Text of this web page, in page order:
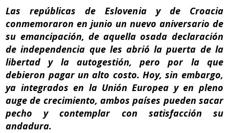
b
o
o
k
k
e
dI
n
at
s
A
p
p
d
di
t
t
Las repúblicas de Eslovenia y de Croacia
conmemoraron en junio un nuevo aniversario de
su emancipación, de aquella osada declaración
de independencia que les abrió la puerta de la
libertad y la autogestión, pero por la que
debieron pagar un alto costo. Hoy, sin embargo,
ya integrados en la Unión Europea y en pleno
auge de crecimiento, ambos países pueden sacar
pecho y contemplar con satisfacción su
andadura.